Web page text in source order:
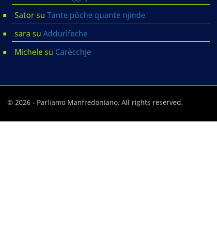
Satorsu Tante pöche quante njinde
sara su Addurìfeche
Michelesu Carècchje
© 2026 - Parliamo Manfredoniano. All rights reserved.